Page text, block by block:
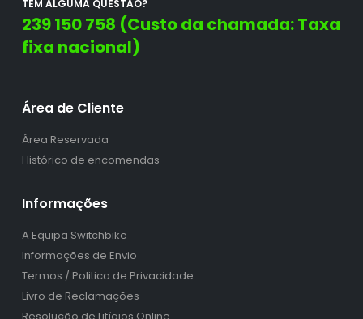
TEM ALGUMA QUESTÃO?
239 150 758 (Custo da chamada: Taxa
fixa nacional)
Área de Cliente
Área Reservada
Histórico de encomendas
Informações
A Equipa Switchbike
Informações de Envio
Termos / Politica de Privacidade
Livro de Reclamações